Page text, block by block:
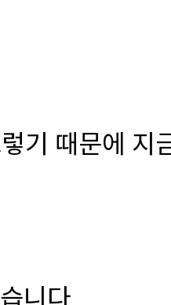
기 때문에 지
니다.